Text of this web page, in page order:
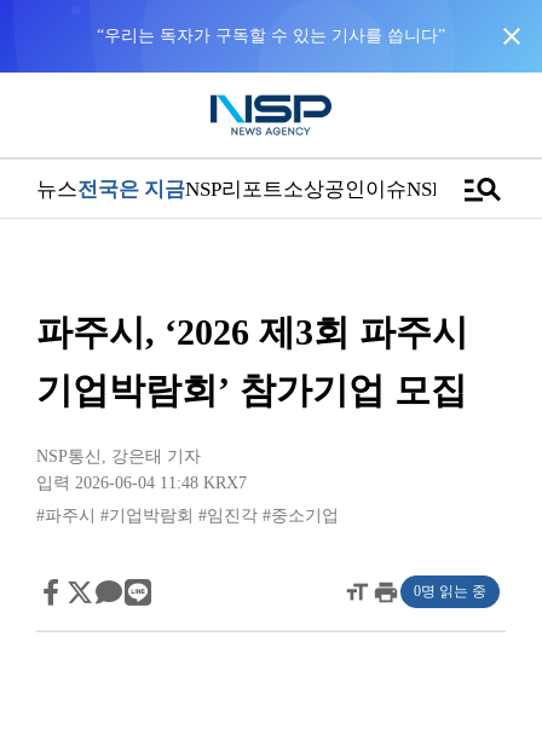
“우리는 독자가 구독할 수 있는 기사를 씁니다” close
뉴스전국은 지금NSP리포트소상공인이슈NSPTVmanage_search
파주시, ‘2026 제3회 파주시
기업박람회’ 참가기업 모집
NSP통신 , 강은태 기자
입력 2026-06-04 11:48 KRX7
#파주시
#기업박람회 #임진각 #중소기업
format_sizeprint 0명 읽는 중